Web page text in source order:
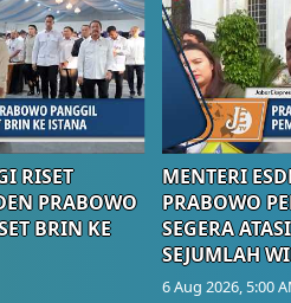
RISET
PRABOWO
BRIN KE
MENTERI
PRABOWO
SEGERA
SEJUMLAH
6 Aug 2026, 5:00